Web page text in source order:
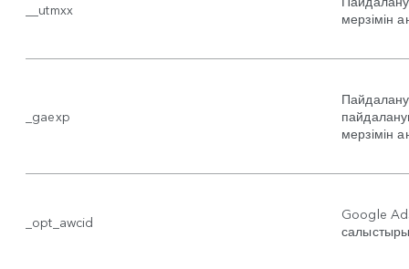
__utmxx
мерзімін
_gaexp
мерзімін
_opt_awcid
Google